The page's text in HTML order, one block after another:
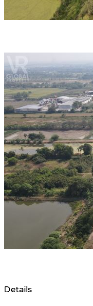
Details